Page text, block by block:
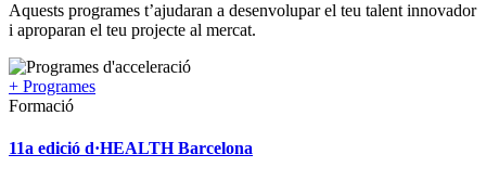
Aquests programes t’ajudaran a desenvolupar el teu talent innovador
i aproparan el teu projecte al mercat.
+ Programes
Formació
11a edició d·HEALTH Barcelona